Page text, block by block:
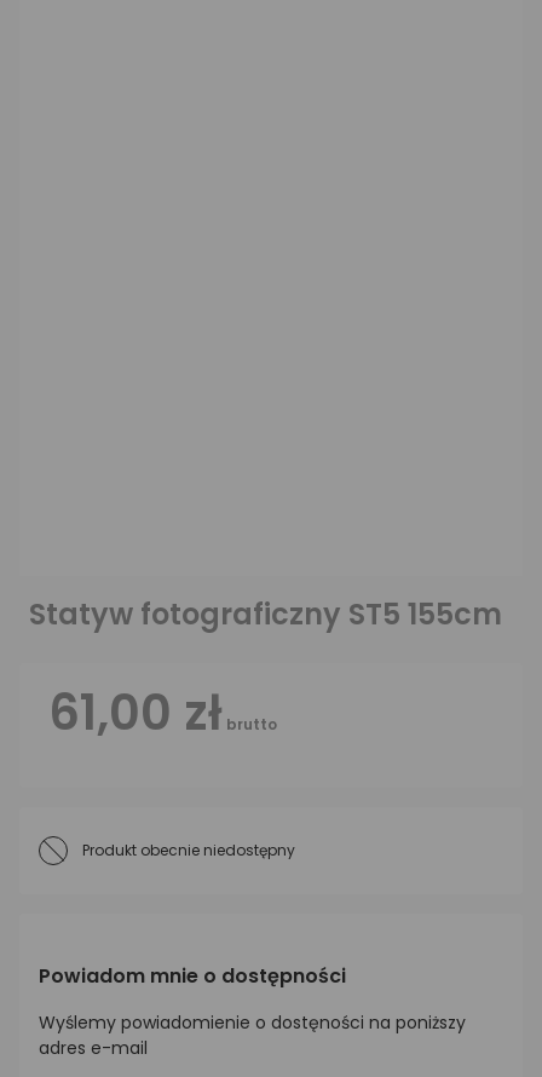
Statyw fotograficzny ST5 155cm
61,00 zł brutto
Produkt obecnie niedostępny
Powiadom mnie o dostępności
Wyślemy powiadomienie o dostęności na poniższy
adres e-mail